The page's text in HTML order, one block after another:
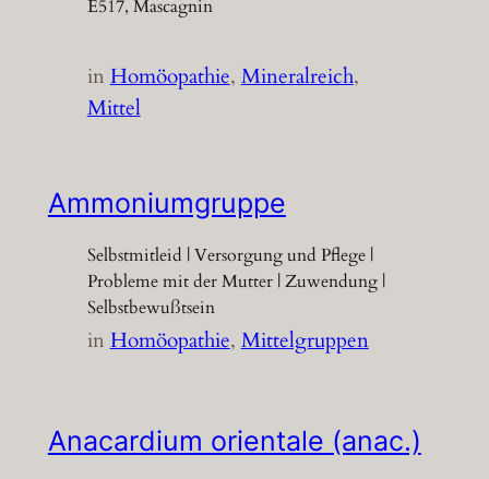
E517, Mascagnin
inHomöopathie, Mineralreich
Mittel
Ammoniumgruppe
Selbstmitleid | Versorgung und Pflege |
Probleme mit der Mutter | Zuwendung |
Selbstbewußtsein
inHomöopathie, Mittelgruppen
Anacardium orientale (anac.)